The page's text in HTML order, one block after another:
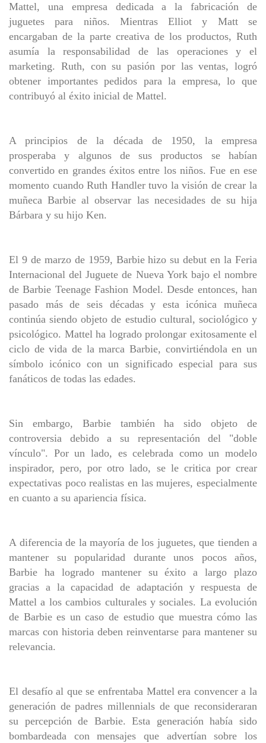
Mattel, una empresa dedicada a la fabricación de
juguetes para niños. Mientras Elliot y Matt se
encargaban de la parte creativa de los productos, Ruth
asumía la responsabilidad de las operaciones y el
marketing. Ruth, con su pasión por las ventas, logró
obtener importantes pedidos para la empresa, lo que
contribuyó al éxito inicial de Mattel.
A principios de la década de 1950, la empresa
prosperaba y algunos de sus productos se habían
convertido en grandes éxitos entre los niños. Fue en ese
momento cuando Ruth Handler tuvo la visión de crear la
muñeca Barbie al observar las necesidades de su hija
Bárbara y su hijo Ken.
El 9 de marzo de 1959, Barbie hizo su debut en la Feria
Internacional del Juguete de Nueva York bajo el nombre
de Barbie Teenage Fashion Model. Desde entonces, han
pasado más de seis décadas y esta icónica muñeca
continúa siendo objeto de estudio cultural, sociológico y
psicológico. Mattel ha logrado prolongar exitosamente el
ciclo de vida de la marca Barbie, convirtiéndola en un
símbolo icónico con un significado especial para sus
fanáticos de todas las edades.
Sin embargo, Barbie también ha sido objeto de
controversia debido a su representación del "doble
vínculo". Por un lado, es celebrada como un modelo
inspirador, pero, por otro lado, se le critica por crear
expectativas poco realistas en las mujeres, especialmente
en cuanto a su apariencia física.
A diferencia de la mayoría de los juguetes, que tienden a
mantener su popularidad durante unos pocos años,
Barbie ha logrado mantener su éxito a largo plazo
gracias a la capacidad de adaptación y respuesta de
Mattel a los cambios culturales y sociales. La evolución
de Barbie es un caso de estudio que muestra cómo las
marcas con historia deben reinventarse para mantener su
relevancia.
El desafío al que se enfrentaba Mattel era convencer a la
generación de padres millennials de que reconsideraran
su percepción de Barbie. Esta generación había sido
bombardeada con mensajes que advertían sobre los